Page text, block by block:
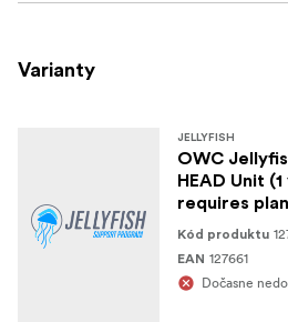
Varianty
JELLYFISH
OWC
HEAD Unit
requires plan
Kód produktu
EAN 127661
Dočasne